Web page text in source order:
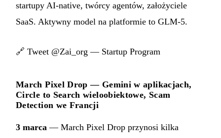
startupy AI-native, twórcy agentów, założyciele
SaaS. Aktywny model na platformie to GLM-5.
🔗 Tweet @Zai_org — Startup Program
March Pixel Drop — Gemini w aplikacjach,
Circle to Search wieloobiektowe, Scam
Detection we Francji
3 marca — March Pixel Drop przynosi kilka